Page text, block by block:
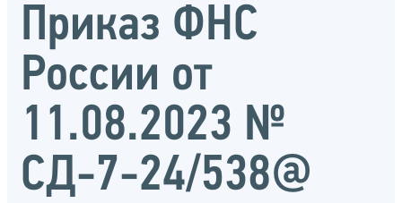
Приказ ФНС
России от
11.08.2023 №
СД-7-24/538@